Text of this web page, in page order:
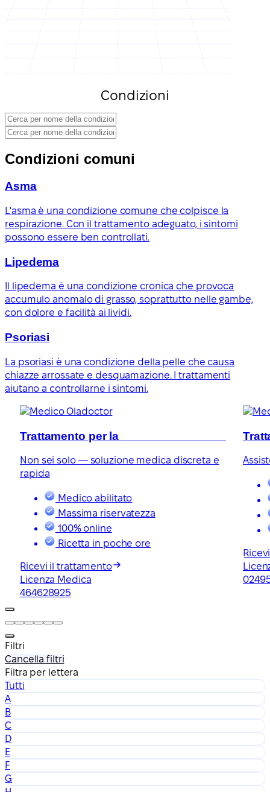
Condizioni
Condizioni comuni
Asma
L'asma è una condizione comune che colpisce la
respirazione. Con il trattamento adeguato, i sintomi
possono essere ben controllati.
Lipedema
Il lipedema è una condizione cronica che provoca
accumulo anomalo di grasso, soprattutto nelle gambe,
con dolore e facilità ai lividi.
Psoriasi
La psoriasi è una condizione della pelle che causa
chiazze arrossate e desquamazione. I trattamenti
aiutano a controllarne i sintomi.
Trattamento per la
Non sei solo — soluzione medica discreta e
rapida
Medico abilitato
Massima riservatezza
100% online
Ricetta in poche ore
Ricevi il trattamento
Licenza Medica
464628925
Filtri
Cancella filtri
Filtra per lettera
Tutti
A
B
C
D
E
F
G